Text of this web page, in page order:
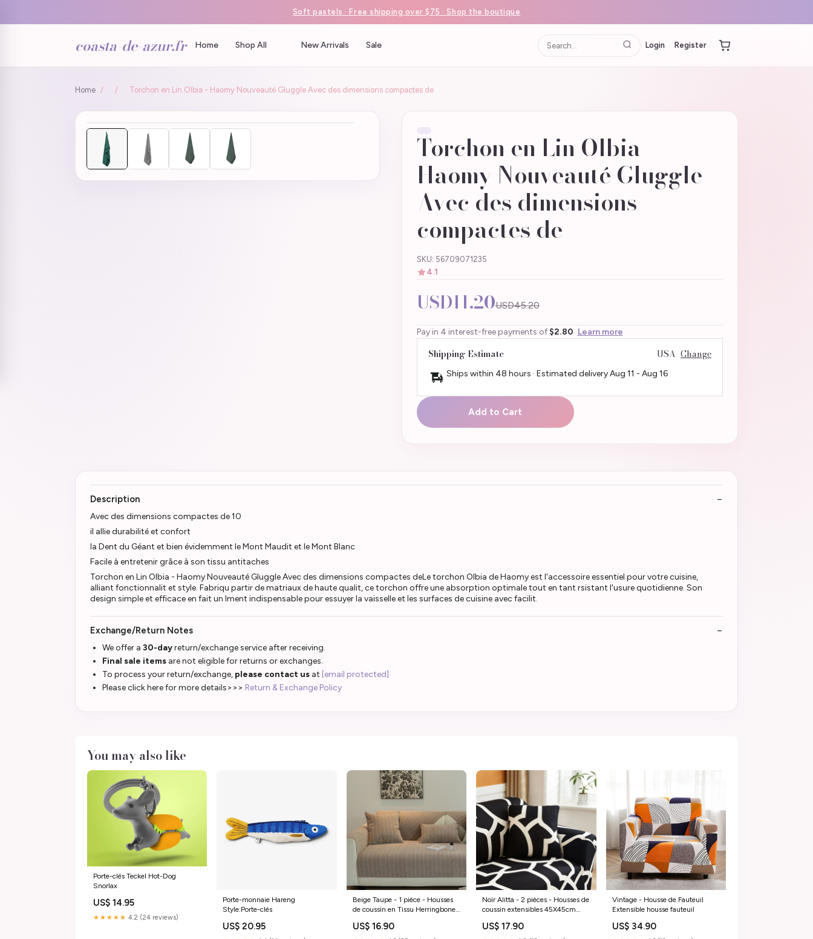
Soft pastels · Free shipping over $75 · Shop the boutique
coasta-de-azur.fr Home Shop All New Arrivals Sale Login Register
Home / / Torchon en Lin Olbia - Haomy Nouveauté Gluggle Avec des dimensions compactes de
Torchon en Lin Olbia -
Haomy Nouveauté Gluggle
Avec des dimensions
compactes de
SKU: 56709071235
4.1
USD11.20USD45.20
Pay in 4 interest-free payments of $2.80 Learn more
Shipping Estimate USA Change
Ships within 48 hours · Estimated deliveryAug 11 - Aug 16
Add to Cart
Description
Avec des dimensions compactes de 10
il allie durabilité et confort
la Dent du Géant et bien évidemment le Mont Maudit et le Mont Blanc
Facile à entretenir grâce à son tissu antitaches
Torchon en Lin Olbia - Haomy Nouveauté Gluggle Avec des dimensions compactes deLe torchon Olbia de Haomy est l'accessoire essentiel pour votre cuisine,
alliant fonctionnalit et style. Fabriqu partir de matriaux de haute qualit, ce torchon offre une absorption optimale tout en tant rsistant l'usure quotidienne. Son
design simple et efficace en fait un lment indispensable pour essuyer la vaisselle et les surfaces de cuisine avec facilit.
Exchange/Return Notes
We offer a 30-dayreturn/exchange service after receiving.
Final sale items are not eligible for returns or exchanges.
To process your return/exchange, please contact us at [email protected]
Please click here for more details>>> Return & Exchange Policy
You may also like
Porte-clés Teckel Hot-Dog
Snorlax
US$ 14.95
★★★★★ 4.2 (24 reviews)
Porte-monnaie Hareng
Style:Porte-clés
US$ 20.95
Beige Taupe - 1 pièce - Housses
de coussin en Tissu Herringbone
US$ 16.90
Noir Alitta - 2 pièces - Housses de
coussin extensibles 45X45cm
US$ 17.90
Vintage - Housse de Fauteuil
Extensible housse fauteuil
US$ 34.90